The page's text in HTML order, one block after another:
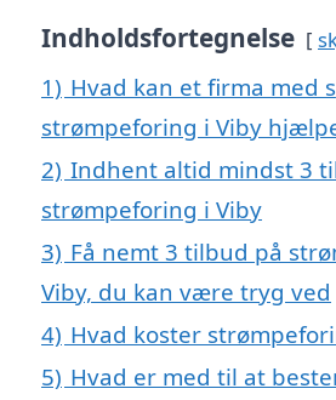
Indholdsfortegnelse
1) Hvad kan et firma med
strømpeforing i Viby
2) Indhent altid mindst 3
strømpeforing i Viby
3) Få nemt 3 tilbud på
Viby, du kan være tryg ved
4) Hvad koster
5) Hvad er med til at